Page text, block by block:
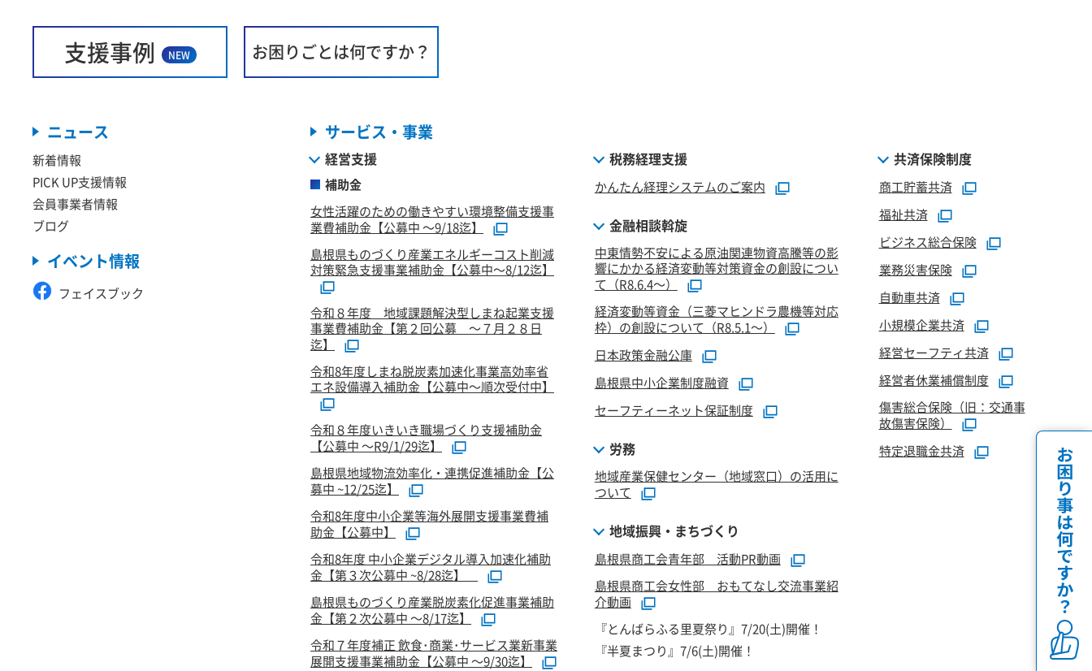
支援事例 NEW お困りごとは何ですか？
ニュース
新着情報
PICK UP支援情報
会員事業者情報
ブログ
イベント情報
フェイスブック
サービス・事業
経営支援
補助金
女性活躍のための働きやすい環境整備支援事
業費補助金【公募中 ～9/18迄】
島根県ものづくり産業エネルギーコスト削減
対策緊急支援事業補助金【公募中～8/12迄】
令和８年度 地域課題解決型しまね起業支援
事業費補助金【第２回公募 ～７月２８日
迄】
令和8年度しまね脱炭素加速化事業高効率省
エネ設備導入補助金【公募中～順次受付中】
令和８年度いきいき職場づくり支援補助金
【公募中 ～R9/1/29迄】
島根県地域物流効率化・連携促進補助金【公
募中 ~12/25迄】
令和8年度中小企業等海外展開支援事業費補
助金【公募中】
令和8年度 中小企業デジタル導入加速化補助
金【第３次公募中 ~8/28迄】
島根県ものづくり産業脱炭素化促進事業補助
金【第２次公募中 ～8/17迄】
令和７年度補正 飲食･商業･サービス業新事業
展開支援事業補助金【公募中 ～9/30迄】
税務経理支援
かんたん経理システムのご案内
金融相談斡旋
中東情勢不安による原油関連物資高騰等の影
響にかかる経済変動等対策資金の創設につい
て（R8.6.4～）
経済変動等資金（三菱マヒンドラ農機等対応
枠）の創設について（R8.5.1～）
日本政策金融公庫
島根県中小企業制度融資
セーフティーネット保証制度
労務
地域産業保健センター（地域窓口）の活用に
ついて
地域振興・まちづくり
島根県商工会青年部 活動PR動画
島根県商工会女性部 おもてなし交流事業紹
介動画
『とんばらふる里夏祭り』7/20(土)開催！
『半夏まつり』7/6(土)開催！
共済保険制度
商工貯蓄共済
福祉共済
ビジネス総合保険
業務災害保険
自動車共済
小規模企業共済
経営セーフティ共済
経営者休業補償制度
傷害総合保険（旧：交通事
故傷害保険）
特定退職金共済